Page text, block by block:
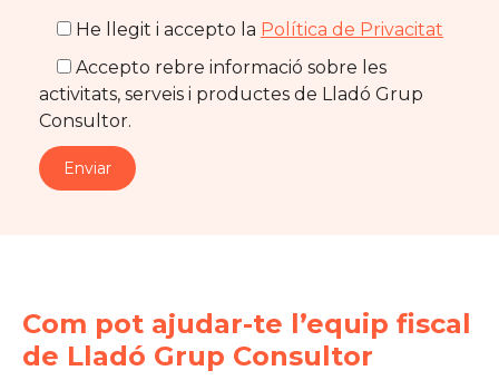
He llegit i accepto la Política de Privacitat
Accepto rebre informació sobre les
activitats, serveis i productes de Lladó Grup
Consultor.
Com pot ajudar-te l’equip fiscal
de Lladó Grup Consultor